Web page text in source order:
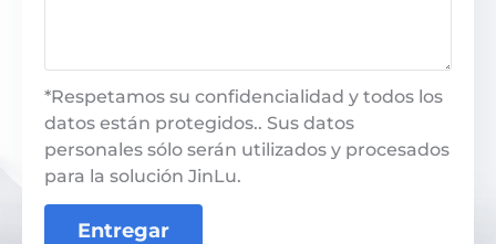
*Respetamos su confidencialidad y todos los
datos están protegidos.. Sus datos
personales sólo serán utilizados y procesados
​​para la solución JinLu.
Entregar